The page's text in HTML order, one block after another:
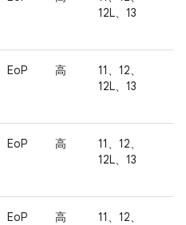
12L、13
EoP 高
11、12、
12L、13
EoP 高
11、12、
12L、13
EoP 高
11、12、